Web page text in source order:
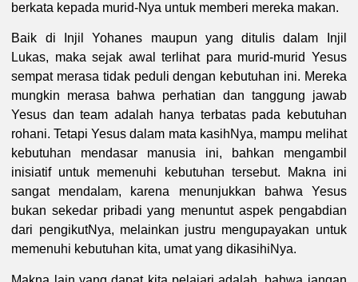
berkata kepada murid-Nya untuk memberi mereka makan.
Baik di Injil Yohanes maupun yang ditulis dalam Injil
Lukas, maka sejak awal terlihat para murid-murid Yesus
sempat merasa tidak peduli dengan kebutuhan ini. Mereka
mungkin merasa bahwa perhatian dan tanggung jawab
Yesus dan team adalah hanya terbatas pada kebutuhan
rohani. Tetapi Yesus dalam mata kasihNya, mampu melihat
kebutuhan mendasar manusia ini, bahkan mengambil
inisiatif untuk memenuhi kebutuhan tersebut. Makna ini
sangat mendalam, karena menunjukkan bahwa Yesus
bukan sekedar pribadi yang menuntut aspek pengabdian
dari pengikutNya, melainkan justru mengupayakan untuk
memenuhi kebutuhan kita, umat yang dikasihiNya.